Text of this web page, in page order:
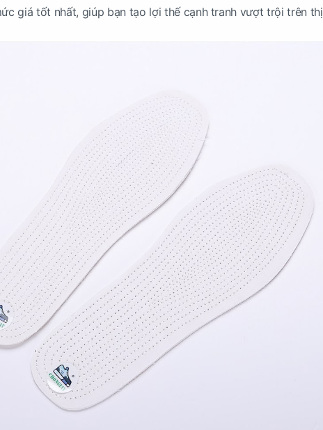
giá tốt nhất, giúp bạn tạo lợi thế cạnh tranh vượt trội trên thị